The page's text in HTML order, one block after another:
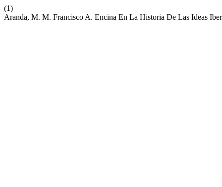
(1)
Aranda, M. M. Francisco A. Encina En La Historia De Las Ideas